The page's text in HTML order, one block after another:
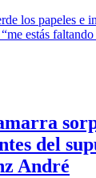
del
André